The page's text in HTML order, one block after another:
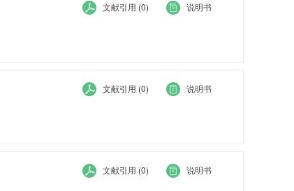
文献引用 (0) 说明书
文献引用 (0) 说明书
文献引用 (0) 说明书